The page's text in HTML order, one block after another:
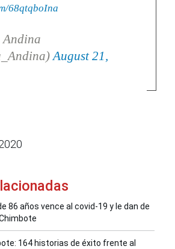
68qtqboIna
August 21,
86 años vence al covid-19 y le dan de
164 historias de éxito frente al